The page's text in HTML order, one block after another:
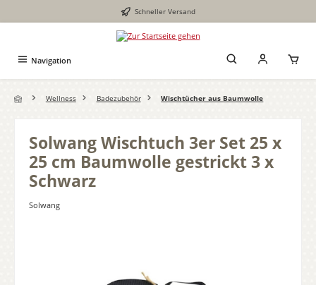
Schneller Versand
Navigation
Wellness Badezubehör Wischtücher aus Baumwolle
Solwang Wischtuch 3er Set 25 x
25 cm Baumwolle gestrickt 3 x
Schwarz
Solwang